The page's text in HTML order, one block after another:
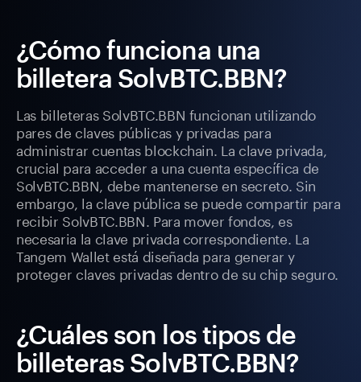
¿Cómo funciona una
billetera SolvBTC.BBN?
Las billeteras SolvBTC.BBN funcionan utilizando
pares de claves públicas y privadas para
administrar cuentas blockchain. La clave privada,
crucial para acceder a una cuenta específica de
SolvBTC.BBN, debe mantenerse en secreto. Sin
embargo, la clave pública se puede compartir para
recibir SolvBTC.BBN. Para mover fondos, es
necesaria la clave privada correspondiente. La
Tangem Wallet está diseñada para generar y
proteger claves privadas dentro de su chip seguro.
¿Cuáles son los tipos de
billeteras SolvBTC.BBN?